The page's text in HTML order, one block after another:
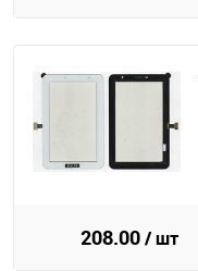
208.00/ шт